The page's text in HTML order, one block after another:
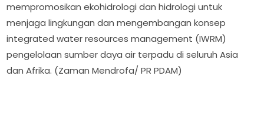
mempromosikan ekohidrologi dan hidrologi untuk
menjaga lingkungan dan mengembangan konsep
integrated water resources management (IWRM)
pengelolaan sumber daya air terpadu di seluruh Asia
dan Afrika. (Zaman Mendrofa/ PR PDAM)